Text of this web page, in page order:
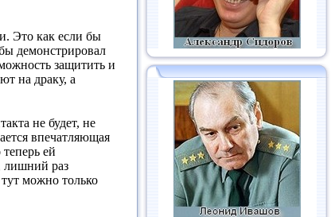
Это как если бы
демонстрировал
защитить и
на драку, а
не будет, не
впечатляющая
ей
лишний раз
можно только